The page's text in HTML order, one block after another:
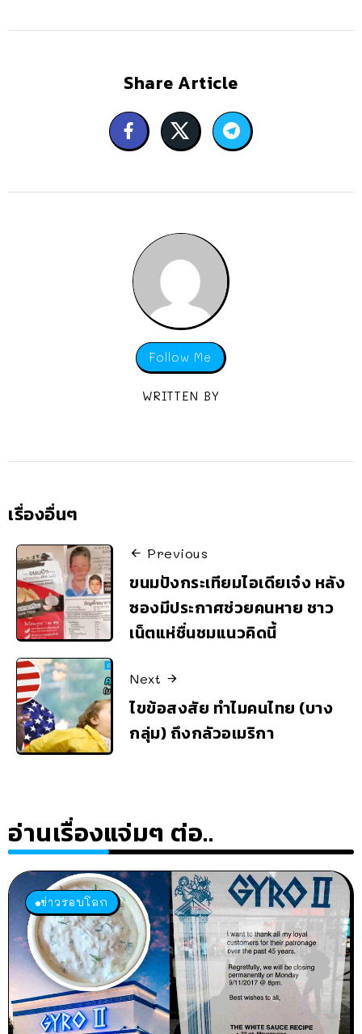
Share Article
Follow Me
WRITTEN BY
เรื่องอื่นๆ
Previous
ขนมปังกระเทียมไอเดียเจ๋ง หลัง
ซองมีประกาศช่วยคนหาย ชาว
เน็ตแห่ชื่นชมแนวคิดนี้
Next
ไขข้อสงสัย ทำไมคนไทย (บาง
กลุ่ม) ถึงกลัวอเมริกา
อ่านเรื่องแจ่มๆ ต่อ..
ข่าวรอบโลก